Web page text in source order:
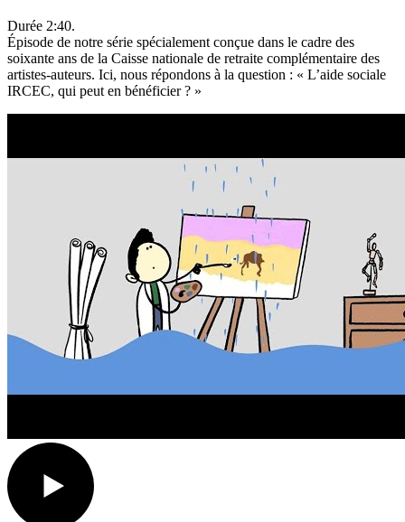
Durée 2:40.
Épisode de notre série spécialement conçue dans le cadre des
soixante ans de la Caisse nationale de retraite complémentaire des
artistes-auteurs. Ici, nous répondons à la question : « L’aide sociale
IRCEC, qui peut en bénéficier ? »